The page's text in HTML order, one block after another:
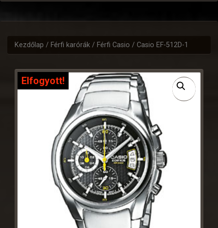
Kezdőlap / Férfi karórák / Férfi Casio / Casio EF-512D-1
Elfogyott!